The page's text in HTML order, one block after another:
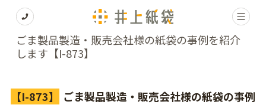
ごま製品製造・販売会社様の紙袋の事例を紹介
します【I-873】
【I-873】 ごま製品製造・販売会社様の紙袋の事例